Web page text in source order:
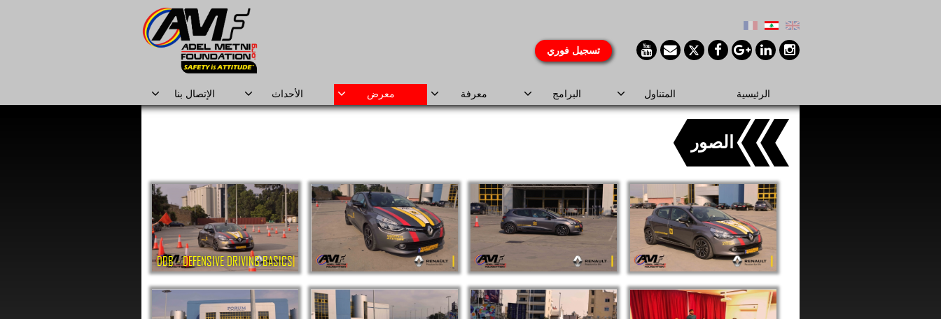
تسجيل فوري
الرئيسية المتناول البرامج معرفة معرض الأحداث الإتصال بنا
الصور
DDB - DEFENSIVE DRIVING BASICS